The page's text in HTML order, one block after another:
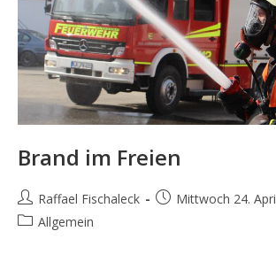
Brand im Freien
Beitrags-
Autor:
Raffael Fischaleck
BeitragMittwoch 24.
Beitrags-
Allgemein